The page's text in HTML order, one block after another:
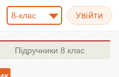
8-клас
Підручники 8 клас